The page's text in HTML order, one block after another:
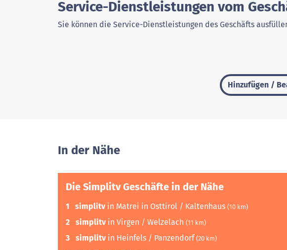
Service-Dienstleistungen vom
Sie können die Service-Dienstleistungen des Geschäfts
Hinzufügen /
In der Nähe
Die Simplitv Geschäfte in der Nähe
1 simplitvin Matrei in Osttirol / Kaltenhaus (10 km)
2 simplitvin Virgen / Welzelach (11 km)
3 simplitvin Heinfels / Panzendorf (20 km)